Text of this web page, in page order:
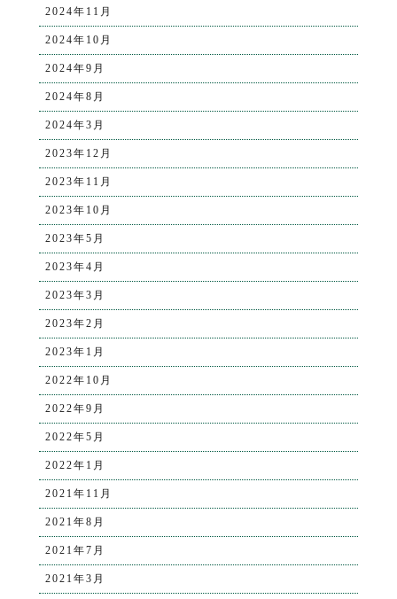
2024年11月
2024年10月
2024年9月
2024年8月
2024年3月
2023年12月
2023年11月
2023年10月
2023年5月
2023年4月
2023年3月
2023年2月
2023年1月
2022年10月
2022年9月
2022年5月
2022年1月
2021年11月
2021年8月
2021年7月
2021年3月